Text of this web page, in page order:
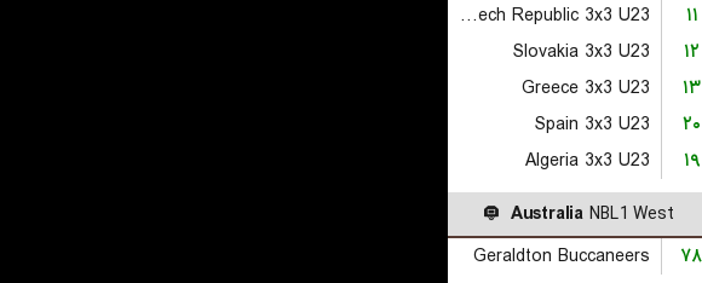
Czech Republic 3x3 U23
۱۱
Slovakia 3x3 U23
۱۲
Greece 3x3 U23
۱۳
Spain 3x3 U23
۲۰
Algeria 3x3 U23
۱۹
Australia NBL1 West
Geraldton Buccaneers
۷۸